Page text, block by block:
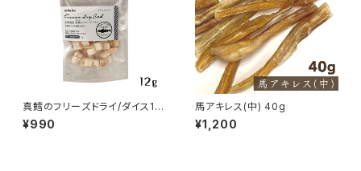
真鱈のフリーズドライ/ダイス12
g whitefox
¥990
馬アキレス(中) 40g
¥1,200